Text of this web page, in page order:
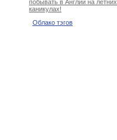
побывать в Англии на летних
каникулах!
Облако тэгов